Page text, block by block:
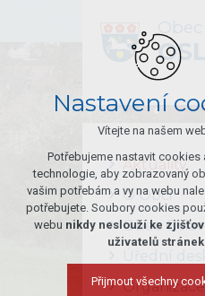
Aktuality
O Obci
Obec
Organizace
Nastavení
Vítejte na našem
Potřebujeme nastavit cookies
technologie, aby zobrazovaný
vašim potřebám a vy na webu
potřebujete. Soubory cookies
webu nikdy neslouží ke
uživatelů stránek
Přijmout všechny